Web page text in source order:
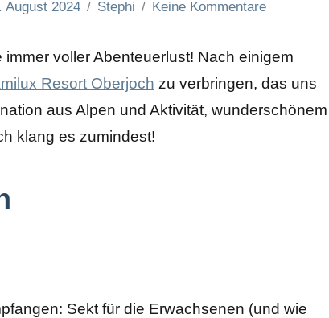
August 2024 Stephi Keine Kommentare
voller Abenteuerlust! Nach einigem
Resort Oberjoch zu verbringen, das uns
aus Alpen und Aktivität, wunderschönem
klang es zumindest!
Sekt für die Erwachsenen (und wie